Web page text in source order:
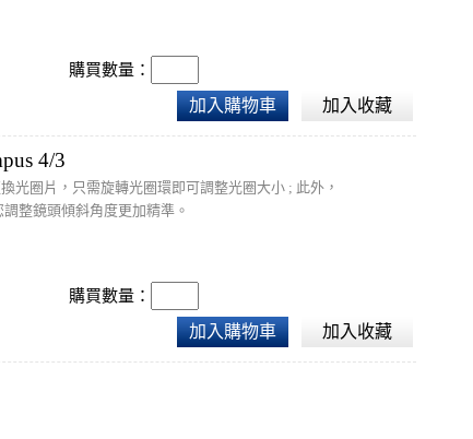
購買數量：
加入購物車 加入收藏
4/3
光圈片，只需旋轉光圈環即可調整光圈大小 ; 此外，
整鏡頭傾斜角度更加精準。
購買數量：
加入購物車 加入收藏